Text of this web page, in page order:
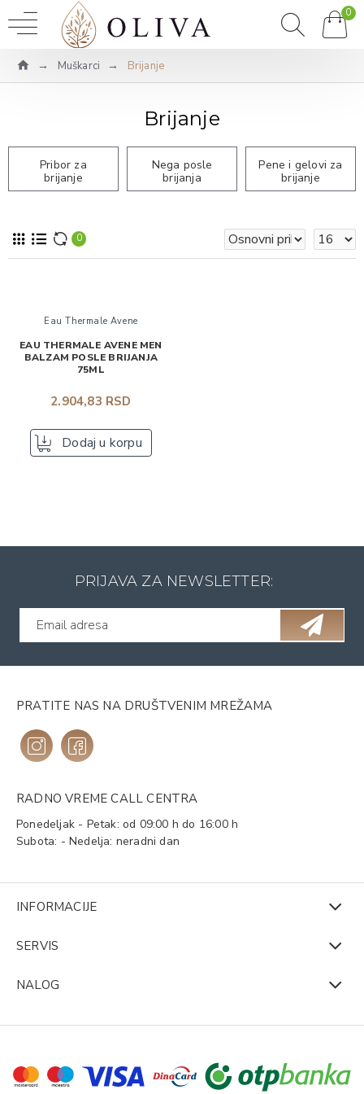
0
Muškarci Brijanje
Brijanje
Pribor za
brijanje
Nega posle
brijanja
Pene i gelovi za
brijanje
0
Eau Thermale Avene
EAU THERMALE AVENE MEN
BALZAM POSLE BRIJANJA
75ML
2.904,83 RSD
Dodaj u korpu
PRIJAVA ZA NEWSLETTER:
PRATITE NAS NA DRUŠTVENIM MREŽAMA
RADNO VREME CALL CENTRA
Ponedeljak - Petak: od 09:00 h do 16:00 h
Subota: - Nedelja: neradni dan
INFORMACIJE
SERVIS
NALOG